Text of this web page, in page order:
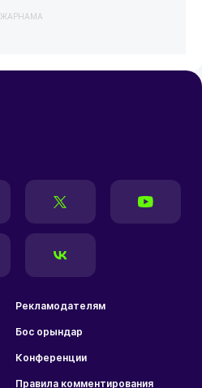
ЖАРНАМА
Рекламодателям
Бос орындар
Конференции
Правила комментирования